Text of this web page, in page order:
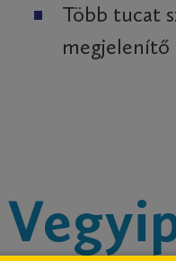
Több tucat
megjelenítő